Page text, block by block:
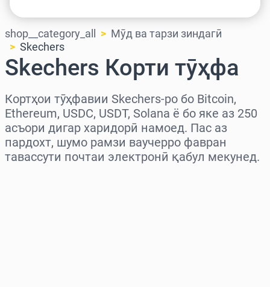
shop__category_all
Мӯд ва тарзи зиндагӣ
Skechers
Skechers Корти тӯҳфа
Кортҳои тӯҳфавии Skechers-ро бо Bitcoin,
Ethereum, USDC, USDT, Solana ё бо яке аз 250
асъори дигар харидорӣ намоед. Пас аз
пардохт, шумо рамзи ваучерро фавран
тавассути почтаи электронӣ қабул мекунед.